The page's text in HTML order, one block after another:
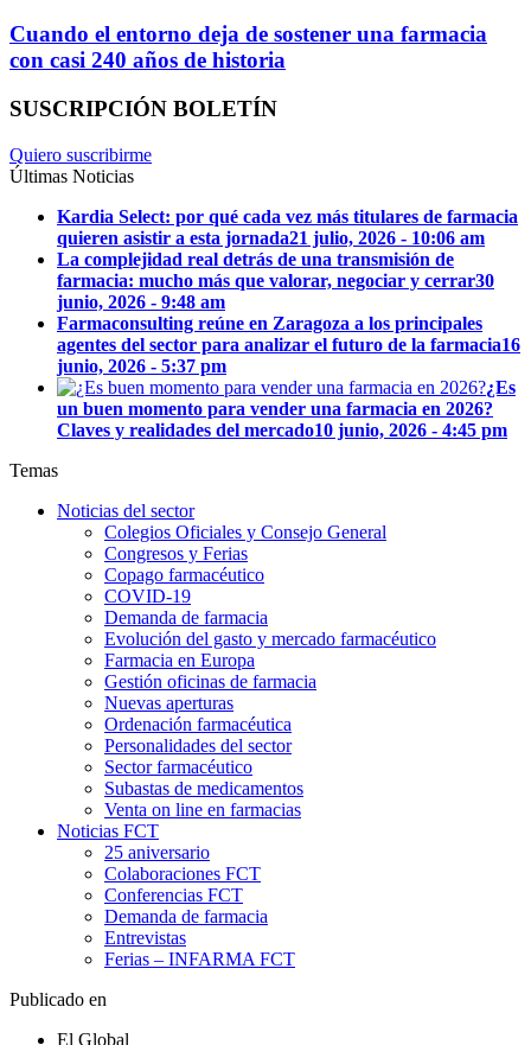
Cuando el entorno deja de sostener una farmacia
con casi 240 años de historia
SUSCRIPCIÓN BOLETÍN
Quiero suscribirme
Últimas Noticias
Kardia Select: por qué cada vez más titulares de farmacia
quieren asistir a esta jornada21 julio, 2026 - 10:06 am
La complejidad real detrás de una transmisión de
farmacia: mucho más que valorar, negociar y cerrar30
junio, 2026 - 9:48 am
Farmaconsulting reúne en Zaragoza a los principales
agentes del sector para analizar el futuro de la farmacia16
junio, 2026 - 5:37 pm
¿Es
un buen momento para vender una farmacia en 2026?
Claves y realidades del mercado10 junio, 2026 - 4:45 pm
Temas
Noticias del sector
Colegios Oficiales y Consejo General
Congresos y Ferias
Copago farmacéutico
COVID-19
Demanda de farmacia
Evolución del gasto y mercado farmacéutico
Farmacia en Europa
Gestión oficinas de farmacia
Nuevas aperturas
Ordenación farmacéutica
Personalidades del sector
Sector farmacéutico
Subastas de medicamentos
Venta on line en farmacias
Noticias FCT
25 aniversario
Colaboraciones FCT
Conferencias FCT
Demanda de farmacia
Entrevistas
Ferias – INFARMA FCT
Publicado en
El Global